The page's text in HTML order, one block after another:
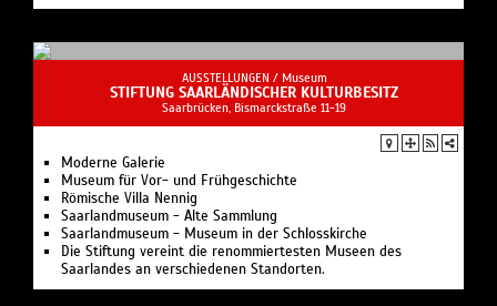
AUSSTELLUNGEN / Museum
STIFTUNG SAARLÄNDISCHER KULTURBESITZ
Saarbrücken, Bismarckstraße 11-19
Moderne Galerie
Museum für Vor- und Frühgeschichte
Römische Villa Nennig
Saarlandmuseum - Alte Sammlung
Saarlandmuseum - Museum in der Schlosskirche
Die Stiftung vereint die renommiertesten Museen des
Saarlandes an verschiedenen Standorten.